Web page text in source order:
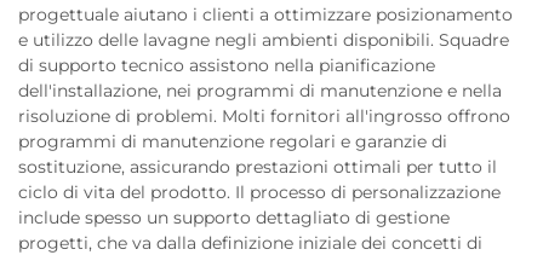
progettuale aiutano i clienti a ottimizzare posizionamento
e utilizzo delle lavagne negli ambienti disponibili. Squadre
di supporto tecnico assistono nella pianificazione
dell'installazione, nei programmi di manutenzione e nella
risoluzione di problemi. Molti fornitori all'ingrosso offrono
programmi di manutenzione regolari e garanzie di
sostituzione, assicurando prestazioni ottimali per tutto il
ciclo di vita del prodotto. Il processo di personalizzazione
include spesso un supporto dettagliato di gestione
progetti, che va dalla definizione iniziale dei concetti di